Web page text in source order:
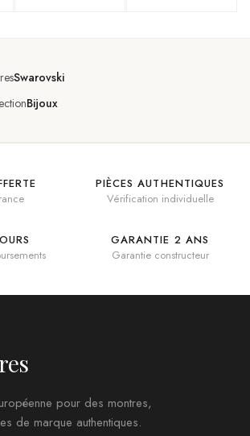
Swarovski
Bijoux
PIÈCES AUTHENTIQUES
Vérification individuelle
GARANTIE 2 ANS
Garantie constructeur
pour des montres,
de marque authentiques.